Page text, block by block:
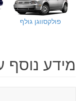
פולקסווגן גולף
מידע נוסף